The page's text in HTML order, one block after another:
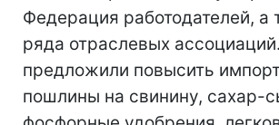
Федерация работодателей, а
ряда отраслевых
предложили повысить
пошлины на свинину, сахар-